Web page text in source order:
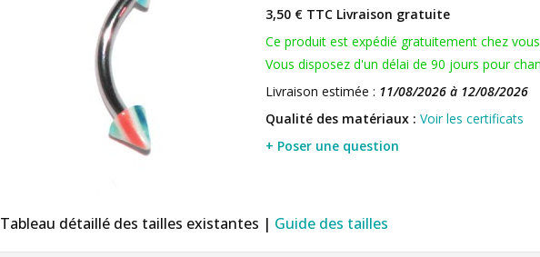
3,50 € TTC Livraison gratuite
Ce produit est expédié gratuitement chez
Vous disposez d'un délai de 90 jours pour
Livraison estimée : 11/08/2026 à 12/08/2026
Qualité des matériaux : Voir les certificats
+ Poser une question
Tableau détaillé des tailles existantes | Guide des tailles